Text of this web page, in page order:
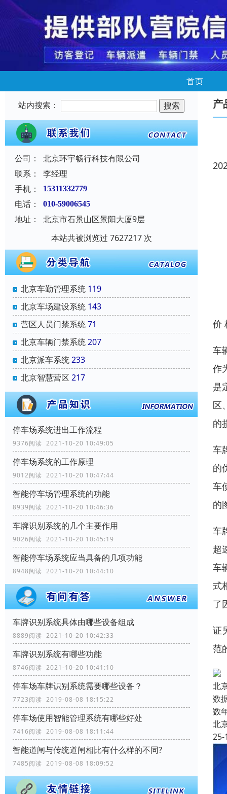
首页
站内搜索：
公司：
北京环宇畅行科技有限公司
联系：
李经理
手机：
15311332779
电话： 010-59006545
地址：
北京市石景山区景阳大厦9层
本站共被浏览过 7627217 次
北京车勤管理系统 119
北京车场建设系统 143
营区人员门禁系统71
北京车辆门禁系统207
北京派车系统233
北京智慧营区 217
停车场系统进出工作流程
9376阅读 2021-10-20 10:49:05
停车场系统的工作原理
9012阅读 2021-10-20 10:47:44
智能停车场管理系统的功能
8939阅读 2021-10-20 10:46:36
车牌识别系统的几个主要作用
9026阅读 2021-10-20 10:45:19
智能停车场系统应当具备的几项功能
8948阅读 2021-10-20 10:44:10
车牌识别系统具体由哪些设备组成
8889阅读 2021-10-20 10:42:33
车牌识别系统有哪些功能
8746阅读 2021-10-20 10:41:10
停车场车牌识别系统需要哪些设备？
7723阅读 2019-08-08 18:15:22
停车场使用智能管理系统有哪些好处
7416阅读 2019-08-08 18:11:44
智能道闸与传统道闸相比有什么样的不同?
7485阅读 2019-08-08 18:09:52
产
价
车
作
是
区
的
车
的
车
的
车
超
车
式
了
证
范
北
数
数
北
25-